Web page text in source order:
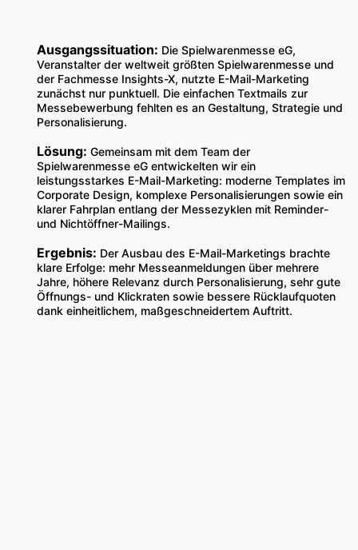
Ausgangssituation: Die Spielwarenmesse eG,
Veranstalter der weltweit größten Spielwarenmesse und
der Fachmesse Insights-X, nutzte E-Mail-Marketing
zunächst nur punktuell. Die einfachen Textmails zur
Messebewerbung fehlten es an Gestaltung, Strategie und
Personalisierung.
Lösung: Gemeinsam mit dem Team der
Spielwarenmesse eG entwickelten wir ein
leistungsstarkes E-Mail-Marketing: moderne Templates im
Corporate Design, komplexe Personalisierungen sowie ein
klarer Fahrplan entlang der Messezyklen mit Reminder-
und Nichtöffner-Mailings.
Ergebnis: Der Ausbau des E-Mail-Marketings brachte
klare Erfolge: mehr Messeanmeldungen über mehrere
Jahre, höhere Relevanz durch Personalisierung, sehr gute
Öffnungs- und Klickraten sowie bessere Rücklaufquoten
dank einheitlichem, maßgeschneidertem Auftritt.